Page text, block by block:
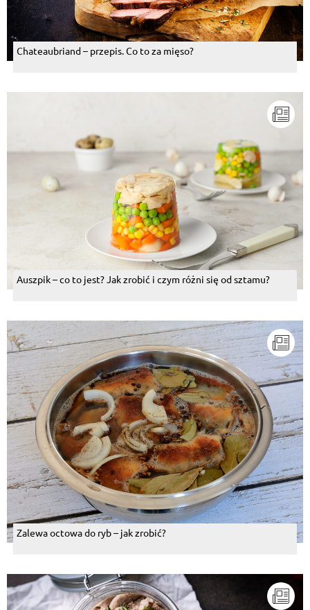
Chateaubriand – przepis. Co to za mięso?
Auszpik – co to jest? Jak zrobić i czym różni się od sztamu?
Zalewa octowa do ryb – jak zrobić?